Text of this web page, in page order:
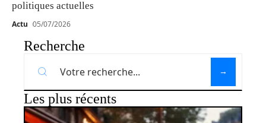
politiques actuelles
Actu 05/07/2026
Recherche
Les plus récents